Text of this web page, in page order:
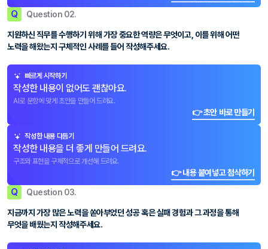
Q Question 02.
지원하신 직무를 수행하기 위해 가장 중요한 역량은 무엇이고, 이를 위해 어떤
노력을 해왔는지 구체적인 사례를 들어 작성해주세요.
빠르게 시작하기
작성한 내용이 없어도 괜찮아요.
AI로 문항에 맞게 초안을 만들어 드려요.
👉 초안 바로 만들기
작성한 내용 다듬기
작성한 내용을 더 좋게 만들어 드려요.
구조와 표현을 구체적으로 개선해 드려요.
👉 내용 붙여넣고 첨삭하기
Q Question 03.
지금까지 가장 많은 노력을 쏟아부었던 성공 혹은 실패 경험과 그 과정을 통해
무엇을 배웠는지 작성해주세요.